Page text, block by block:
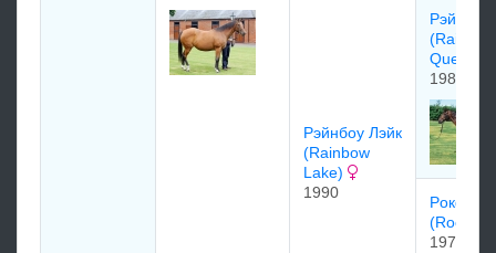
Pэйнбоу Лэйк
(Rainbow
Lake)
1990
Рэйнбоу
(Rainbow
Quest)
1981
Pокфеcт
1979